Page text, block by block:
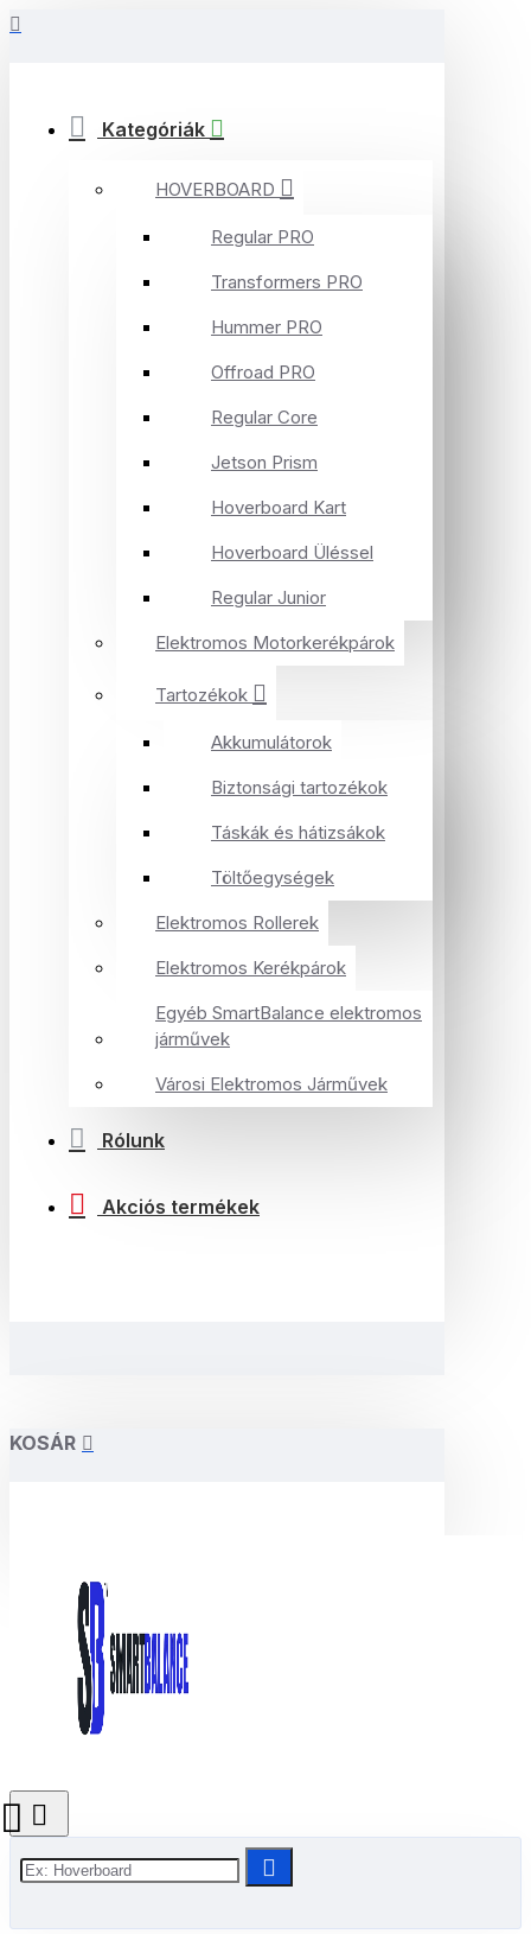
Kategóriák
HOVERBOARD
Regular PRO
Transformers PRO
Hummer PRO
Offroad PRO
Regular Core
Jetson Prism
Hoverboard Kart
Hoverboard Üléssel
Regular Junior
Elektromos Motorkerékpárok
Tartozékok
Akkumulátorok
Biztonsági tartozékok
Táskák és hátizsákok
Töltőegységek
Elektromos Rollerek
Elektromos Kerékpárok
Egyéb SmartBalance elektromos
járművek
Városi Elektromos Járművek
Rólunk
Akciós termékek
KOSÁR